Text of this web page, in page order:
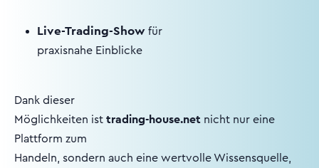
Live-Trading-Show für
praxisnahe Einblicke
Dank dieser
Möglichkeiten ist trading-house.net nicht nur eine
Plattform zum
Handeln, sondern auch eine wertvolle Wissensquelle,